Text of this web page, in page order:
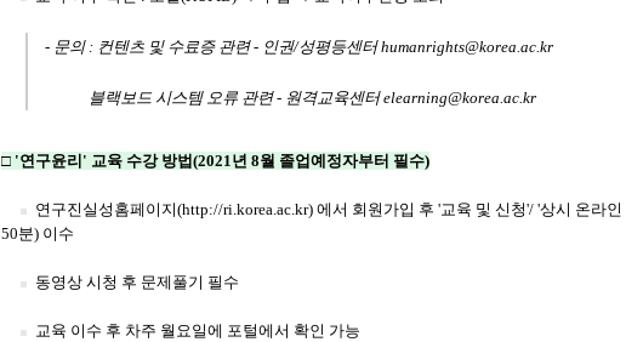
- 문의 : 컨텐츠 및 수료증 관련 - 인권/성평등센터 humanrights@korea.ac.kr
블랙보드 시스템 오류 관련 - 원격교육센터 elearning@korea.ac.kr
□ '연구윤리' 교육 수강 방법(2021년 8월 졸업예정자부터 필수)
연구진실성홈페이지(http://ri.korea.ac.kr) 에서 회원가입 후 '교육 및 신청'/ '상시 온라
50분) 이수
동영상 시청 후 문제풀기 필수
교육 이수 후 차주 월요일에 포털에서 확인 가능